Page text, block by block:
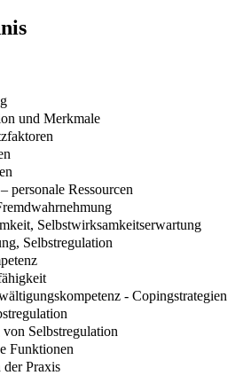
und Merkmale
personale Ressourcen
Selbstwirksamkeitserwartung
Selbstregulation
- Copingstrategien
Selbstregulation
Funktionen
der Praxis